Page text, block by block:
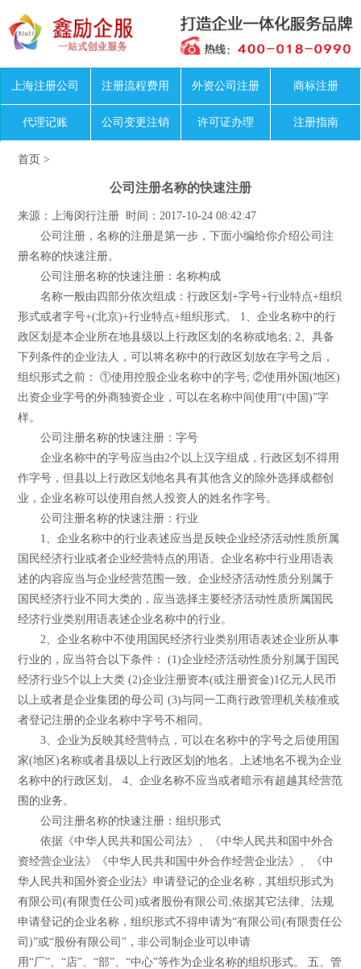
上海注册公司 注册流程费用 外资公司注册 商标注册
代理记账 公司变更注销 许可证办理 注册指南
首页 >
公司注册名称的快速注册
来源：上海闵行注册 时间：2017-10-24 08:42:47
公司注册，名称的注册是第一步，下面小编给你介绍公司注
册名称的快速注册。
公司注册名称的快速注册：名称构成
名称一般由四部分依次组成：行政区划+字号+行业特点+组织
形式或者字号+(北京)+行业特点+组织形式。 1、企业名称中的行
政区划是本企业所在地县级以上行政区划的名称或地名; 2、具备
下列条件的企业法人，可以将名称中的行政区划放在字号之后，
组织形式之前： ①使用控股企业名称中的字号; ②使用外国(地区)
出资企业字号的外商独资企业，可以在名称中间使用“(中国)”字
样。
公司注册名称的快速注册：字号
企业名称中的字号应当由2个以上汉字组成，行政区划不得用
作字号，但县以上行政区划地名具有其他含义的除外选择成都创
业，企业名称可以使用自然人投资人的姓名作字号。
公司注册名称的快速注册：行业
1、企业名称中的行业表述应当是反映企业经济活动性质所属
国民经济行业或者企业经营特点的用语。企业名称中行业用语表
述的内容应当与企业经营范围一致。企业经济活动性质分别属于
国民经济行业不同大类的，应当选择主要经济活动性质所属国民
经济行业类别用语表述企业名称中的行业。
2、企业名称中不使用国民经济行业类别用语表述企业所从事
行业的，应当符合以下条件： (1)企业经济活动性质分别属于国民
经济行业5个以上大类 (2)企业注册资本(或注册资金)1亿元人民币
以上或者是企业集团的母公司 (3)与同一工商行政管理机关核准或
者登记注册的企业名称中字号不相同。
3、企业为反映其经营特点，可以在名称中的字号之后使用国
家(地区)名称或者县级以上行政区划的地名。上述地名不视为企业
名称中的行政区划。 4、企业名称不应当或者暗示有超越其经营范
围的业务。
公司注册名称的快速注册：组织形式
依据《中华人民共和国公司法》、《中华人民共和国中外合
资经营企业法》《中华人民共和国中外合作经营企业法》、《中
华人民共和国外资企业法》申请登记的企业名称，其组织形式为
有限公司(有限责任公司)或者股份有限公司;依据其它法律、法规
申请登记的企业名称，组织形式不得申请为“有限公司(有限责任公
司)”或“股份有限公司”，非公司制企业可以申请
用“厂”、“店”、“部”、“中心”等作为企业名称的组织形式。 五、管